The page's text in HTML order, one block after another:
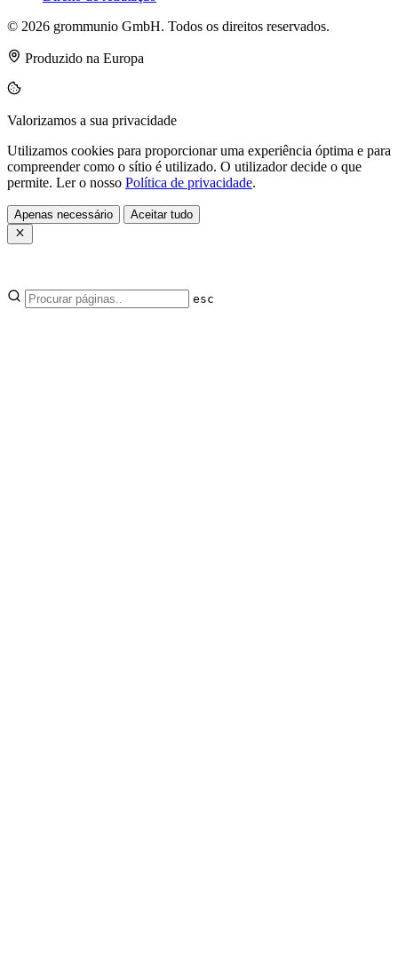
© 2026 grommunio GmbH. Todos os direitos reservados.
Produzido na Europa
Valorizamos a sua privacidade
Utilizamos cookies para proporcionar uma experiência óptima e para
compreender como o sítio é utilizado. O utilizador decide o que
permite. Ler o nosso Política de privacidade.
Apenas necessário Aceitar tudo
esc